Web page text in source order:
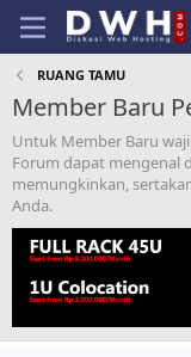
RUANG TAMU
Member Baru
Untuk Member Baru
Forum dapat mengenal
memungkinkan,
Anda.